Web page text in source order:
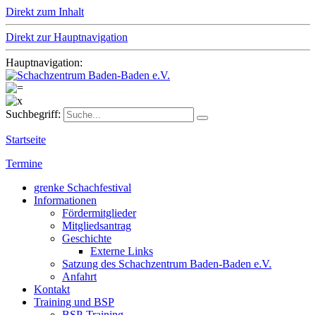
Direkt zum Inhalt
Direkt zur Hauptnavigation
Hauptnavigation:
Suchbegriff:
Startseite
Termine
grenke Schachfestival
Informationen
Fördermitglieder
Mitgliedsantrag
Geschichte
Externe Links
Satzung des Schachzentrum Baden-Baden e.V.
Anfahrt
Kontakt
Training und BSP